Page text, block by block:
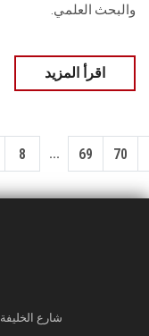
والبحث العلمي.
اقرأ المزيد
8 ... 69 70
شارع